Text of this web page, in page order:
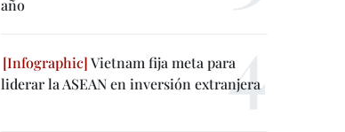
año
Vietnam fija meta para
liderar la ASEAN en inversión extranjera